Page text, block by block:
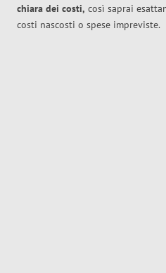
chiara dei costi, così saprai
costi nascosti o spese impreviste.